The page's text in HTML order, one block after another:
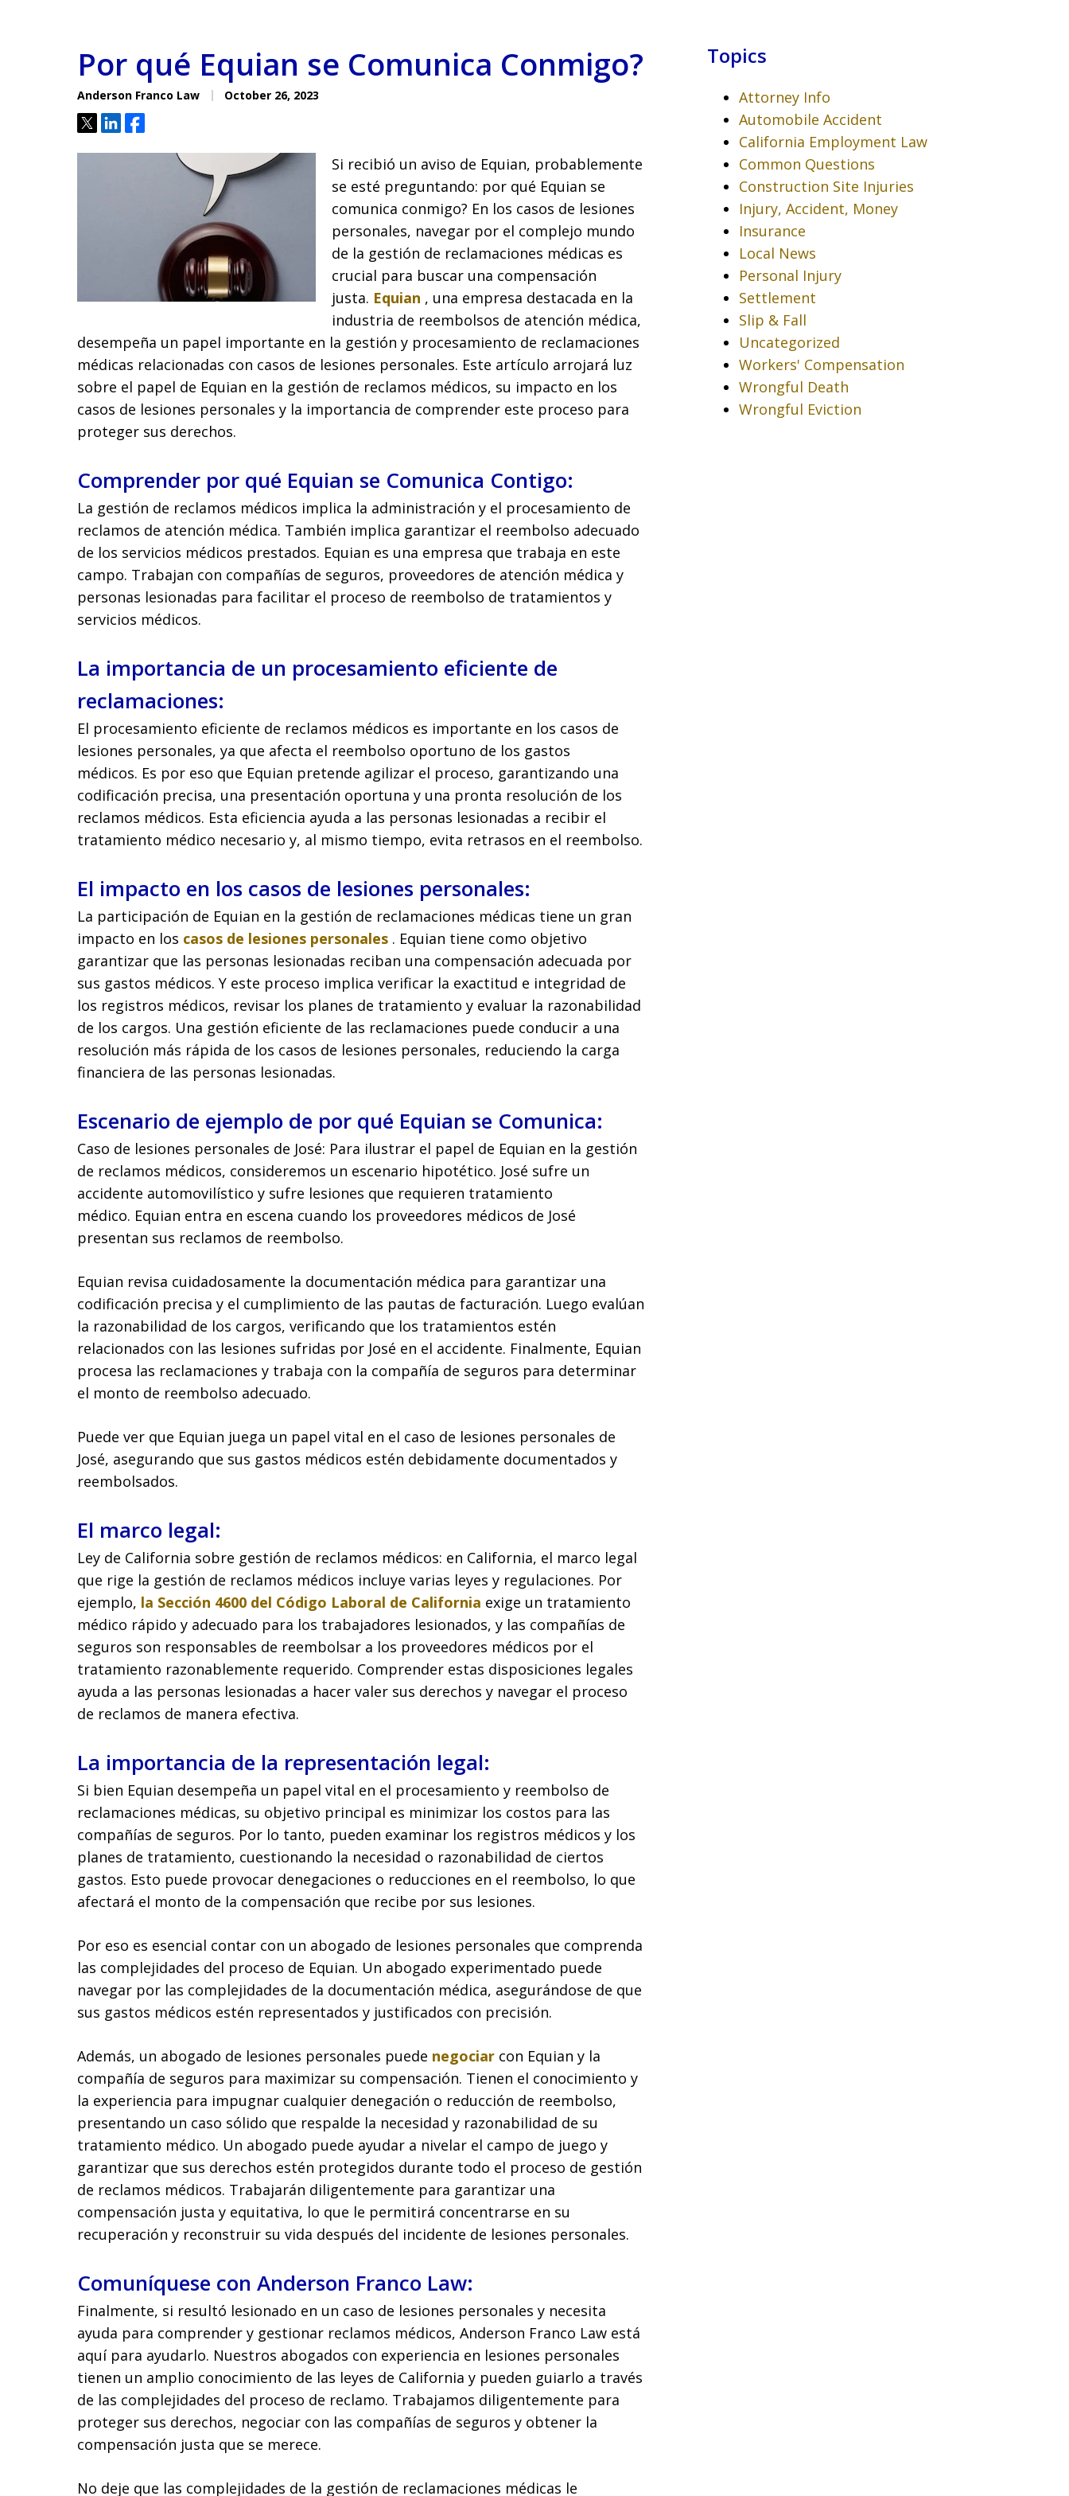
Por qué Equian se Comunica Conmigo?
Anderson Franco Law October 26, 2023
TweetShareShare
Si recibió un aviso de Equian, probablemente
se esté preguntando: por qué Equian se
comunica conmigo? En los casos de lesiones
personales, navegar por el complejo mundo
de la gestión de reclamaciones médicas es
crucial para buscar una compensación
justa. Equian , una empresa destacada en la
industria de reembolsos de atención médica,
desempeña un papel importante en la gestión y procesamiento de reclamaciones
médicas relacionadas con casos de lesiones personales. Este artículo arrojará luz
sobre el papel de Equian en la gestión de reclamos médicos, su impacto en los
casos de lesiones personales y la importancia de comprender este proceso para
proteger sus derechos.
Comprender por qué Equian se Comunica Contigo:
La gestión de reclamos médicos implica la administración y el procesamiento de
reclamos de atención médica. También implica garantizar el reembolso adecuado
de los servicios médicos prestados. Equian es una empresa que trabaja en este
campo. Trabajan con compañías de seguros, proveedores de atención médica y
personas lesionadas para facilitar el proceso de reembolso de tratamientos y
servicios médicos.
La importancia de un procesamiento eficiente de
reclamaciones:
El procesamiento eficiente de reclamos médicos es importante en los casos de
lesiones personales, ya que afecta el reembolso oportuno de los gastos
médicos. Es por eso que Equian pretende agilizar el proceso, garantizando una
codificación precisa, una presentación oportuna y una pronta resolución de los
reclamos médicos. Esta eficiencia ayuda a las personas lesionadas a recibir el
tratamiento médico necesario y, al mismo tiempo, evita retrasos en el reembolso.
El impacto en los casos de lesiones personales:
La participación de Equian en la gestión de reclamaciones médicas tiene un gran
impacto en los casos de lesiones personales . Equian tiene como objetivo
garantizar que las personas lesionadas reciban una compensación adecuada por
sus gastos médicos. Y este proceso implica verificar la exactitud e integridad de
los registros médicos, revisar los planes de tratamiento y evaluar la razonabilidad
de los cargos. Una gestión eficiente de las reclamaciones puede conducir a una
resolución más rápida de los casos de lesiones personales, reduciendo la carga
financiera de las personas lesionadas.
Escenario de ejemplo de por qué Equian se Comunica:
Caso de lesiones personales de José: Para ilustrar el papel de Equian en la gestión
de reclamos médicos, consideremos un escenario hipotético. José sufre un
accidente automovilístico y sufre lesiones que requieren tratamiento
médico. Equian entra en escena cuando los proveedores médicos de José
presentan sus reclamos de reembolso.
Equian revisa cuidadosamente la documentación médica para garantizar una
codificación precisa y el cumplimiento de las pautas de facturación. Luego evalúan
la razonabilidad de los cargos, verificando que los tratamientos estén
relacionados con las lesiones sufridas por José en el accidente. Finalmente, Equian
procesa las reclamaciones y trabaja con la compañía de seguros para determinar
el monto de reembolso adecuado.
Puede ver que Equian juega un papel vital en el caso de lesiones personales de
José, asegurando que sus gastos médicos estén debidamente documentados y
reembolsados.
El marco legal:
Ley de California sobre gestión de reclamos médicos: en California, el marco legal
que rige la gestión de reclamos médicos incluye varias leyes y regulaciones. Por
ejemplo, la Sección 4600 del Código Laboral de California exige un tratamiento
médico rápido y adecuado para los trabajadores lesionados, y las compañías de
seguros son responsables de reembolsar a los proveedores médicos por el
tratamiento razonablemente requerido. Comprender estas disposiciones legales
ayuda a las personas lesionadas a hacer valer sus derechos y navegar el proceso
de reclamos de manera efectiva.
La importancia de la representación legal:
Si bien Equian desempeña un papel vital en el procesamiento y reembolso de
reclamaciones médicas, su objetivo principal es minimizar los costos para las
compañías de seguros. Por lo tanto, pueden examinar los registros médicos y los
planes de tratamiento, cuestionando la necesidad o razonabilidad de ciertos
gastos. Esto puede provocar denegaciones o reducciones en el reembolso, lo que
afectará el monto de la compensación que recibe por sus lesiones.
Por eso es esencial contar con un abogado de lesiones personales que comprenda
las complejidades del proceso de Equian. Un abogado experimentado puede
navegar por las complejidades de la documentación médica, asegurándose de que
sus gastos médicos estén representados y justificados con precisión.
Además, un abogado de lesiones personales puede negociar con Equian y la
compañía de seguros para maximizar su compensación. Tienen el conocimiento y
la experiencia para impugnar cualquier denegación o reducción de reembolso,
presentando un caso sólido que respalde la necesidad y razonabilidad de su
tratamiento médico. Un abogado puede ayudar a nivelar el campo de juego y
garantizar que sus derechos estén protegidos durante todo el proceso de gestión
de reclamos médicos. Trabajarán diligentemente para garantizar una
compensación justa y equitativa, lo que le permitirá concentrarse en su
recuperación y reconstruir su vida después del incidente de lesiones personales.
Comuníquese con Anderson Franco Law:
Finalmente, si resultó lesionado en un caso de lesiones personales y necesita
ayuda para comprender y gestionar reclamos médicos, Anderson Franco Law está
aquí para ayudarlo. Nuestros abogados con experiencia en lesiones personales
tienen un amplio conocimiento de las leyes de California y pueden guiarlo a través
de las complejidades del proceso de reclamo. Trabajamos diligentemente para
proteger sus derechos, negociar con las compañías de seguros y obtener la
compensación justa que se merece.
No deje que las complejidades de la gestión de reclamaciones médicas le
Topics
Attorney Info
Automobile Accident
California Employment Law
Common Questions
Construction Site Injuries
Injury, Accident, Money
Insurance
Local News
Personal Injury
Settlement
Slip & Fall
Uncategorized
Workers' Compensation
Wrongful Death
Wrongful Eviction